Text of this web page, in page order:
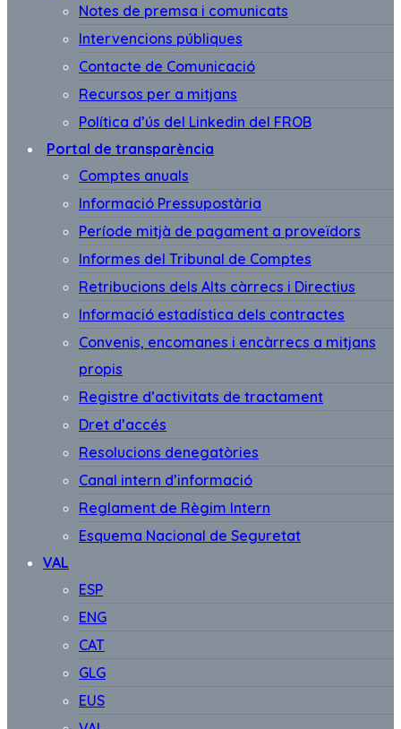
Notes de premsa i comunicats
Intervencions públiques
Contacte de Comunicació
Recursos per a mitjans
Política d’ús del Linkedin del FROB
Portal de transparència
Comptes anuals
Informació Pressupostària
Període mitjà de pagament a proveïdors
Informes del Tribunal de Comptes
Retribucions dels Alts càrrecs i Directius
Informació estadística dels contractes
Convenis, encomanes i encàrrecs a mitjans
propis
Registre d’activitats de tractament
Dret d’accés
Resolucions denegatòries
Canal intern d’informació
Reglament de Règim Intern
Esquema Nacional de Seguretat
VAL
ESP
ENG
CAT
GLG
EUS